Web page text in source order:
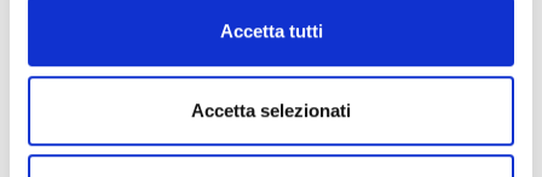
Accetta tutti
Accetta selezionati